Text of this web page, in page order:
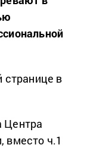
странице в
Центра
вместо ч.1